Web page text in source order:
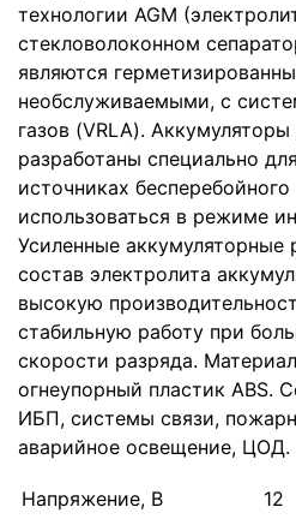
технологии AGM
стекловолоконном
являются
необслуживаемыми, с
газов (VRLA).
разработаны специально
источниках
использоваться в режиме
Усиленные
состав электролита
высокую
стабильную работу при
скорости разряда.
огнеупорный пластик ABS.
ИБП, системы связи,
аварийное освещение, ЦОД.
Напряжение, В
12